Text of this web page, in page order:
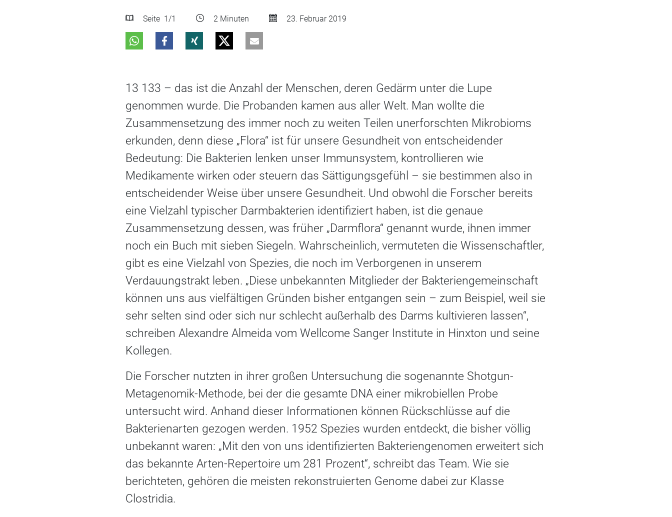
Seite 1/1 2 Minuten 23. Februar 2019
13 133 – das ist die Anzahl der Menschen, deren Gedärm unter die Lupe
genommen wurde. Die Probanden kamen aus aller Welt. Man wollte die
Zusammensetzung des immer noch zu weiten Teilen unerforschten Mikrobioms
erkunden, denn diese „Flora“ ist für unsere Gesundheit von entscheidender
Bedeutung: Die Bakterien lenken unser Immunsystem, kontrollieren wie
Medikamente wirken oder steuern das Sättigungsgefühl – sie bestimmen also in
entscheidender Weise über unsere Gesundheit. Und obwohl die Forscher bereits
eine Vielzahl typischer Darmbakterien identifiziert haben, ist die genaue
Zusammensetzung dessen, was früher „Darmflora“ genannt wurde, ihnen immer
noch ein Buch mit sieben Siegeln. Wahrscheinlich, vermuteten die Wissenschaftler,
gibt es eine Vielzahl von Spezies, die noch im Verborgenen in unserem
Verdauungstrakt leben. „Diese unbekannten Mitglieder der Bakteriengemeinschaft
können uns aus vielfältigen Gründen bisher entgangen sein – zum Beispiel, weil sie
sehr selten sind oder sich nur schlecht außerhalb des Darms kultivieren lassen“,
schreiben Alexandre Almeida vom Wellcome Sanger Institute in Hinxton und seine
Kollegen.
Die Forscher nutzten in ihrer großen Untersuchung die sogenannte Shotgun-
Metagenomik-Methode, bei der die gesamte DNA einer mikrobiellen Probe
untersucht wird. Anhand dieser Informationen können Rückschlüsse auf die
Bakterienarten gezogen werden. 1952 Spezies wurden entdeckt, die bisher völlig
unbekannt waren: „Mit den von uns identifizierten Bakteriengenomen erweitert sich
das bekannte Arten-Repertoire um 281 Prozent“, schreibt das Team. Wie sie
berichteten, gehören die meisten rekonstruierten Genome dabei zur Klasse
Clostridia.